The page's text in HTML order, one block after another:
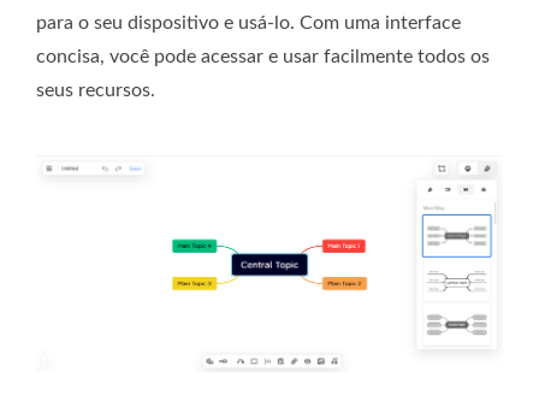
para o seu dispositivo e usá-lo. Com uma interface
concisa, você pode acessar e usar facilmente todos os
seus recursos.